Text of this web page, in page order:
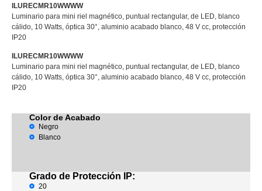
ILURECMR10WWWW
Luminario para mini riel magnético, puntual rectangular, de LED, blanco
cálido, 10 Watts, óptica 30°, aluminio acabado blanco, 48 V cc, protección
IP20
ILURECMR10WWWW
Luminario para mini riel magnético, puntual rectangular, de LED, blanco
cálido, 10 Watts, óptica 30°, aluminio acabado blanco, 48 V cc, protección
IP20
Color de Acabado
Negro
Blanco
Grado de Protección IP:
20